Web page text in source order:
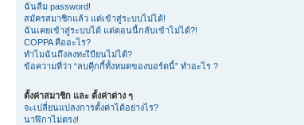
ฉันลืม password!
สมัครสมาชิกแล้ว แต่เข้าสู่ระบบไม่ได้!
ฉันเคยเข้าสู่ระบบได้ แต่ตอนนี้กลับเข้าไม่ได้?!
COPPA คืออะไร?
ทำไมฉันถึงลงทะเีบียนไม่ได้?
ข้อความที่ว่า “ลบคุีกกี้ทั้งหมดของบอร์ดนี้” ทำอะไร ?
ตั้งค่าสมาชิก และ ตั้งค่าต่าง ๆ
จะเปลี่ยนแปลงการตั้งค่าได้อย่างไร?
นาฬิกาไม่ตรง!